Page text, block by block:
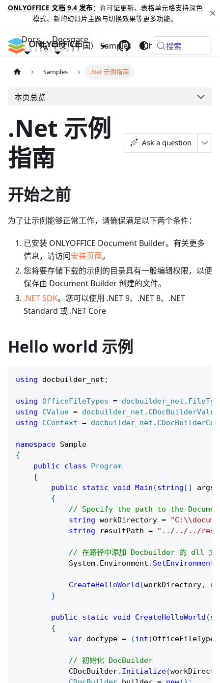
ONLYOFFICE 文档 9.4 发布：许可证更新、表格单元格支持深色
模式、新的幻灯片主题与切换效果等更多功能。
Docs Docspace
Samples Changelog
中文（中国） 搜索
Samples .Net 示例指南
本页总览
.Net 示例
指南
Ask a question
开始之前
为了让示例能够正常工作，请确保满足以下两个条件：
已安装 ONLYOFFICE Document Builder。有关更多
信息，请访问安装页面。
您将要存储下载的示例的目录具有一般编辑权限，以便
保存由 Document Builder 创建的文件。
.NET SDK。您可以使用 .NET 9、.NET 8、.NET
Standard 或 .NET Core
Hello world 示例
using docbuilder_net ;
using OfficeFileTypes = docbuilder_net .
using
CValue = docbuilder_net . CDocBuilderValue
using
CContext = docbuilder_net .
namespace Sample
{
public
class
Program
{
public
static void Main (string [ ] args
{
// Specify the path to the
string workDirectory =
string resultPath = "../../../
// 在路径中添加 Docbuilder 的 dll 文
            System
. Environment .
CreateHelloWorld (workDirectory,
}
public static void CreateHelloWorld (
{
var doctype = (int)OfficeFileTypes
// 初始化 DocBuilder
            CDocBuilder
. Initialize(